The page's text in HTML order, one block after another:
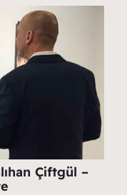
Çiftgül –